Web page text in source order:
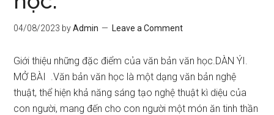
04/08/2023 byAdmin Leave a Comment
Giới thiệu những đặc điểm của văn bản văn học.DÀN ÝI.
MỞ BÀI .Văn bản văn học là một dạng văn bản nghệ
thuật, thể hiện khả năng sáng tạo nghệ thuật kì diệu của
con người, mang đến cho con người một món ăn tinh thần